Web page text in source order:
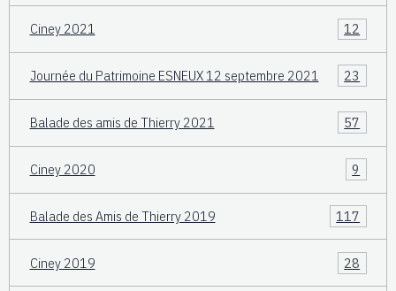
Ciney 2021 12
Journée du Patrimoine ESNEUX 12 septembre 2021 23
Balade des amis de Thierry 2021 57
Ciney 2020 9
Balade des Amis de Thierry 2019 117
Ciney 2019 28